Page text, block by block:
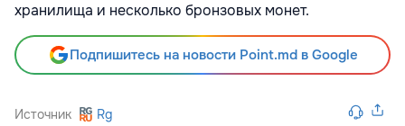
хранилища и несколько бронзовых монет.
Подпишитесь на новости Point.md в Google
Источник Rg